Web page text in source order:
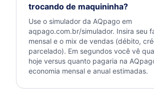
trocando de maquininha?
Use o simulador da AQpago em
aqpago.com.br/simulador. Insira seu
mensal e o mix de vendas (débito,
parcelado). Em segundos você vê
hoje versus quanto pagaria na
economia mensal e anual estimadas.